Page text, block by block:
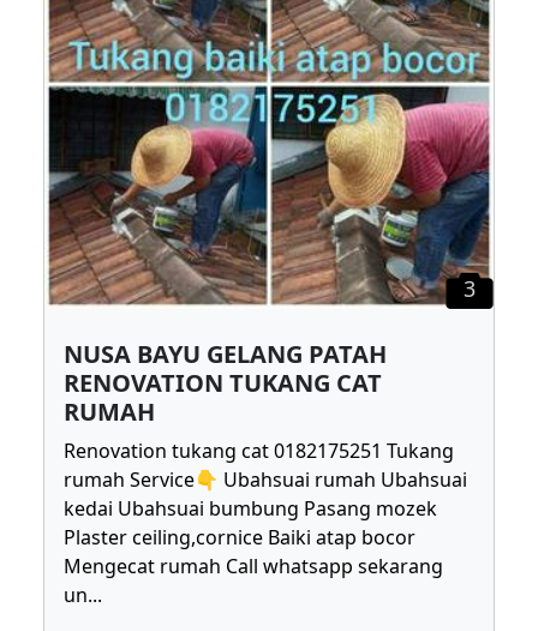
3
NUSA BAYU GELANG PATAH
RENOVATION TUKANG CAT
RUMAH
Renovation tukang cat 0182175251 Tukang
rumah Service👇 Ubahsuai rumah Ubahsuai
kedai Ubahsuai bumbung Pasang mozek
Plaster ceiling,cornice Baiki atap bocor
Mengecat rumah Call whatsapp sekarang
un...